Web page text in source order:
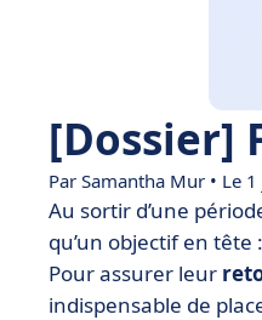
[Dossier]
Par Samantha Mur • Le
Au sortir d’une
qu’un objectif en tête :
Pour assurer leur
indispensable de